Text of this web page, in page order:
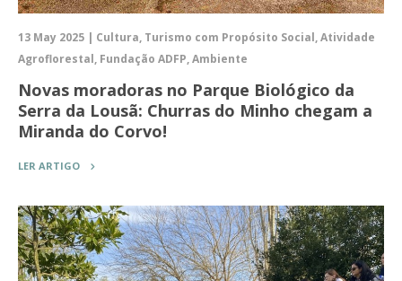
13 May 2025 | Cultura, Turismo com Propósito Social, Atividade
Agroflorestal, Fundação ADFP, Ambiente
Novas moradoras no Parque Biológico da
Serra da Lousã: Churras do Minho chegam a
Miranda do Corvo!
LER ARTIGO